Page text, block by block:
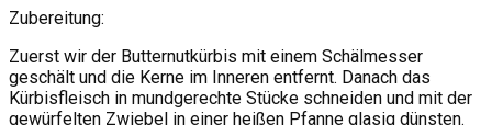
Zubereitung:
Zuerst wir der Butternutkürbis mit einem Schälmesser
geschält und die Kerne im Inneren entfernt. Danach das
Kürbisfleisch in mundgerechte Stücke schneiden und mit der
gewürfelten Zwiebel in einer heißen Pfanne glasig dünsten.